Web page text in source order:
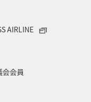
AIRLINE
会員